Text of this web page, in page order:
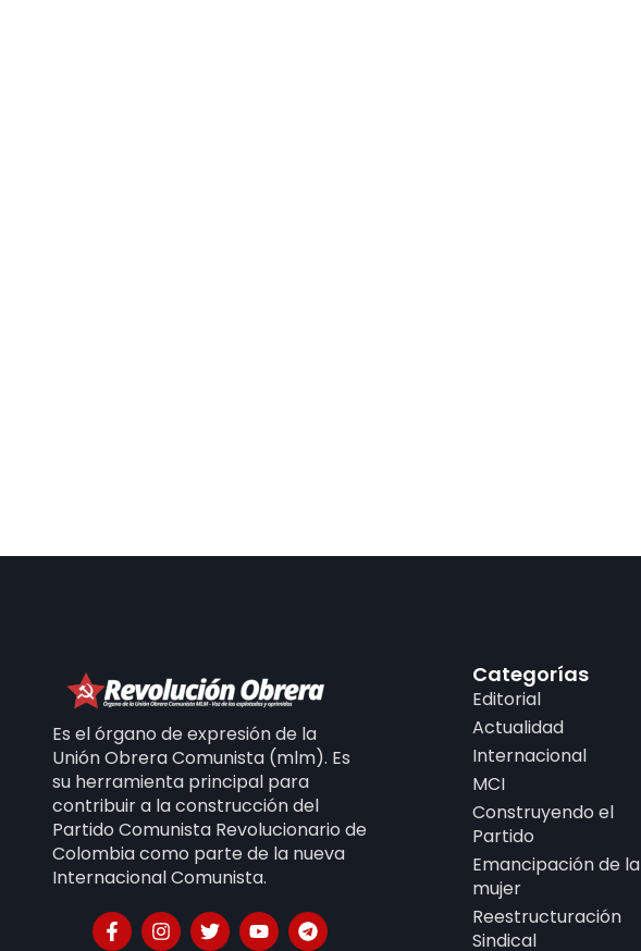
Es el órgano de expresión de la
Unión Obrera Comunista (mlm). Es
su herramienta principal para
contribuir a la construcción del
Partido Comunista Revolucionario de
Colombia como parte de la nueva
Internacional Comunista.
Categorías
Editorial
Actualidad
Internacional
MCI
Construyendo el
Partido
Emancipación de la
mujer
Reestructuración
Sindical